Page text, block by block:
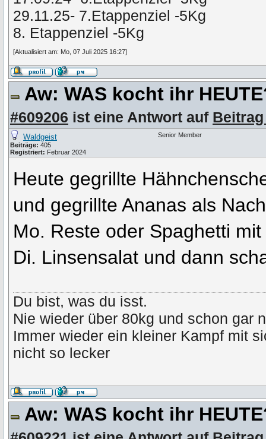
29.11.25- 7.Etappenziel -5Kg
8. Etappenziel -5Kg
[Aktualisiert am: Mo, 07 Juli 2025 16:27]
Aw: WAS kocht ihr
#609206 ist eine Antwort auf Beitrag
Waldgeist
Beiträge: 405
Registriert: Februar 2024
Senior Member
Heute gegrillte
und gegrillte Ananas als
Mo. Reste oder Spaghetti
Di. Linsensalat und dann
Du bist, was du isst.
Nie wieder über 80kg und schon gar
Immer wieder ein kleiner Kampf mit
nicht so lecker
Aw: WAS kocht ihr